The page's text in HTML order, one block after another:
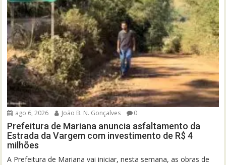
ago 6, 2026 João B. N. Gonçalves 0
Prefeitura de Mariana anuncia asfaltamento da
Estrada da Vargem com investimento de R$ 4
milhões
A Prefeitura de Mariana vai iniciar, nesta semana, as obras de